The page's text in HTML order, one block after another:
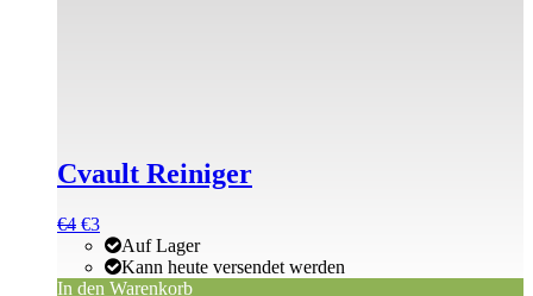
Cvault Reiniger
Ursprünglicher
Preis
war:
€4
€4Aktueller
Preis
ist:
€4.
€3
Auf Lager
Kann heute versendet werden
In den Warenkorb